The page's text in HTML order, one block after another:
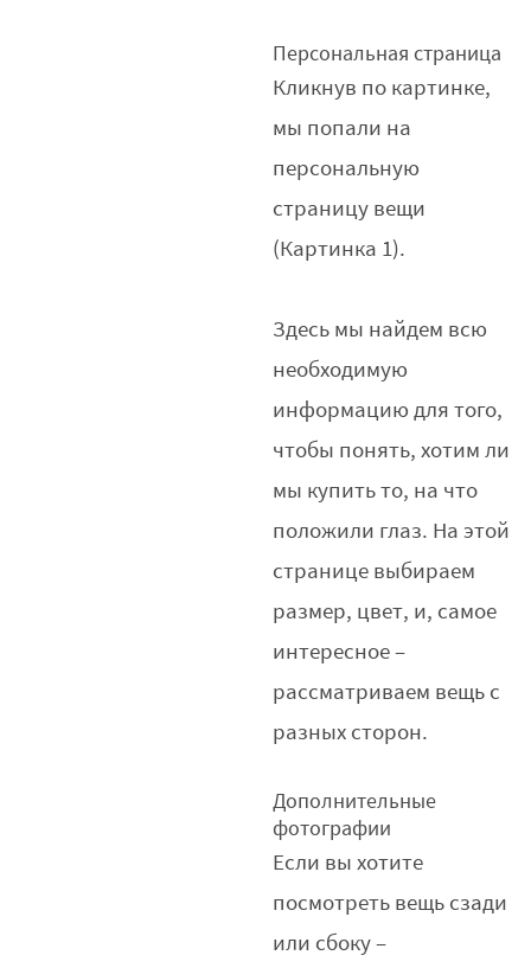
Персональная страница
Кликнув по картинке,
мы попали на
персональную
страницу вещи
(Картинка 1).
Здесь мы найдем всю
необходимую
информацию для того,
чтобы понять, хотим ли
мы купить то, на что
положили глаз. На этой
странице выбираем
размер, цвет, и, самое
интересное –
рассматриваем вещь с
разных сторон.
Дополнительные
фотографии
Если вы хотите
посмотреть вещь сзади
или сбоку –